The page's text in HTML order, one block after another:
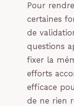
Pour
certaines
de
questions
fixer la
efforts
efficace
de ne rien